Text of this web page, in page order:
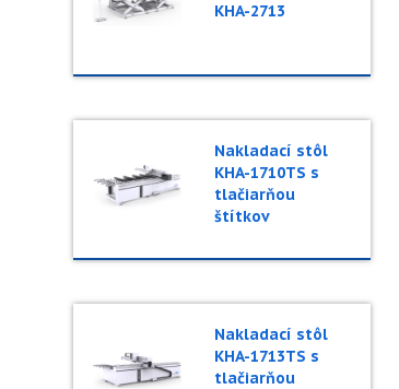
KHA-2713
Nakladací stôl
KHA-1710TS s
tlačiarňou
štítkov
Nakladací stôl
KHA-1713TS s
tlačiarňou